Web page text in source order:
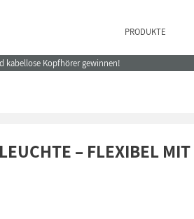
PRODUKTE
kabellose Kopfhörer gewinnen!
– FLEXIBEL MIT